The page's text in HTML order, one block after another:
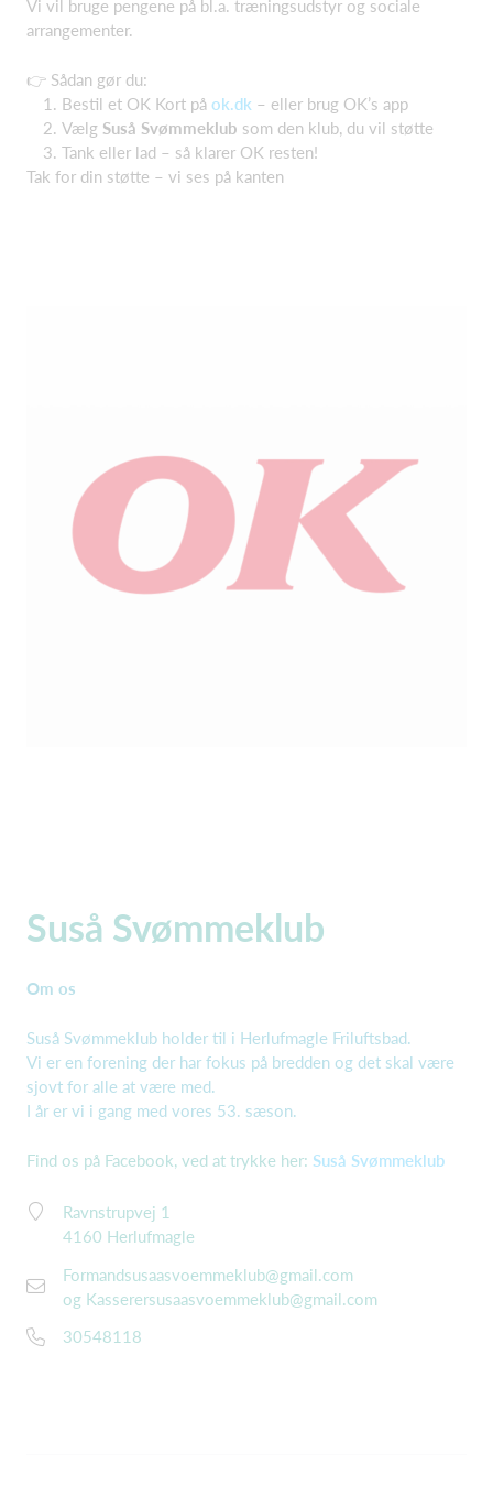
Vi vil bruge pengene på bl.a. træningsudstyr og sociale
arrangementer.
👉 Sådan gør du:
Bestil et OK Kort på ok.dk – eller brug OK’s app
Vælg Suså Svømmeklub som den klub, du vil støtte
Tank eller lad – så klarer OK resten!
Tak for din støtte – vi ses på kanten
Suså Svømmeklub
Om os
Suså Svømmeklub holder til i Herlufmagle Friluftsbad.
Vi er en forening der har fokus på bredden og det skal være
sjovt for alle at være med.
I år er vi i gang med vores 53. sæson.
Find os på Facebook, ved at trykke her: Suså Svømmeklub
Ravnstrupvej 1
4160 Herlufmagle
Formandsusaasvoemmeklub@gmail.com
og Kasserersusaasvoemmeklub@gmail.com
30548118